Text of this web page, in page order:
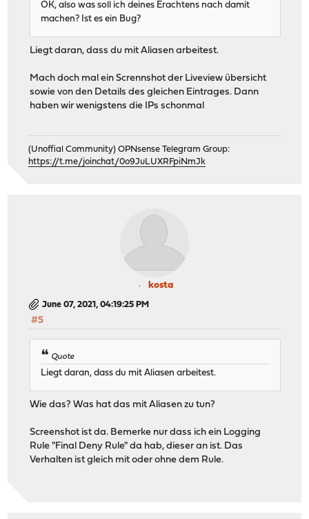
OK, also was soll ich deines Erachtens nach damit
machen? Ist es ein Bug?
Liegt daran, dass du mit Aliasen arbeitest.
Mach doch mal ein Scrennshot der Liveview übersicht
sowie von den Details des gleichen Eintrages. Dann
haben wir wenigstens die IPs schonmal
(Unoffial Community) OPNsense Telegram Group:
https://t.me/joinchat/0o9JuLUXRFpiNmJk
kosta
June 07, 2021, 04:19:25 PM
#5
Quote
Liegt daran, dass du mit Aliasen arbeitest.
Wie das? Was hat das mit Aliasen zu tun?
Screenshot ist da. Bemerke nur dass ich ein Logging
Rule "Final Deny Rule" da hab, dieser an ist. Das
Verhalten ist gleich mit oder ohne dem Rule.